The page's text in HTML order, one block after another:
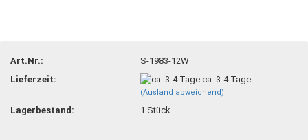
Art.Nr.:
S-1983-12W
Lieferzeit:
ca. 3-4 Tage
(Ausland abweichend)
Lagerbestand: 1 Stück